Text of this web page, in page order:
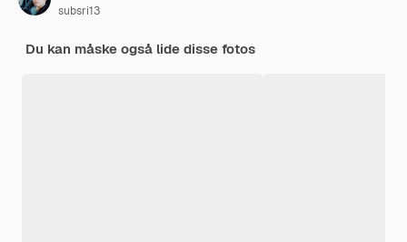
subsri13
Du kan måske også lide disse fotos